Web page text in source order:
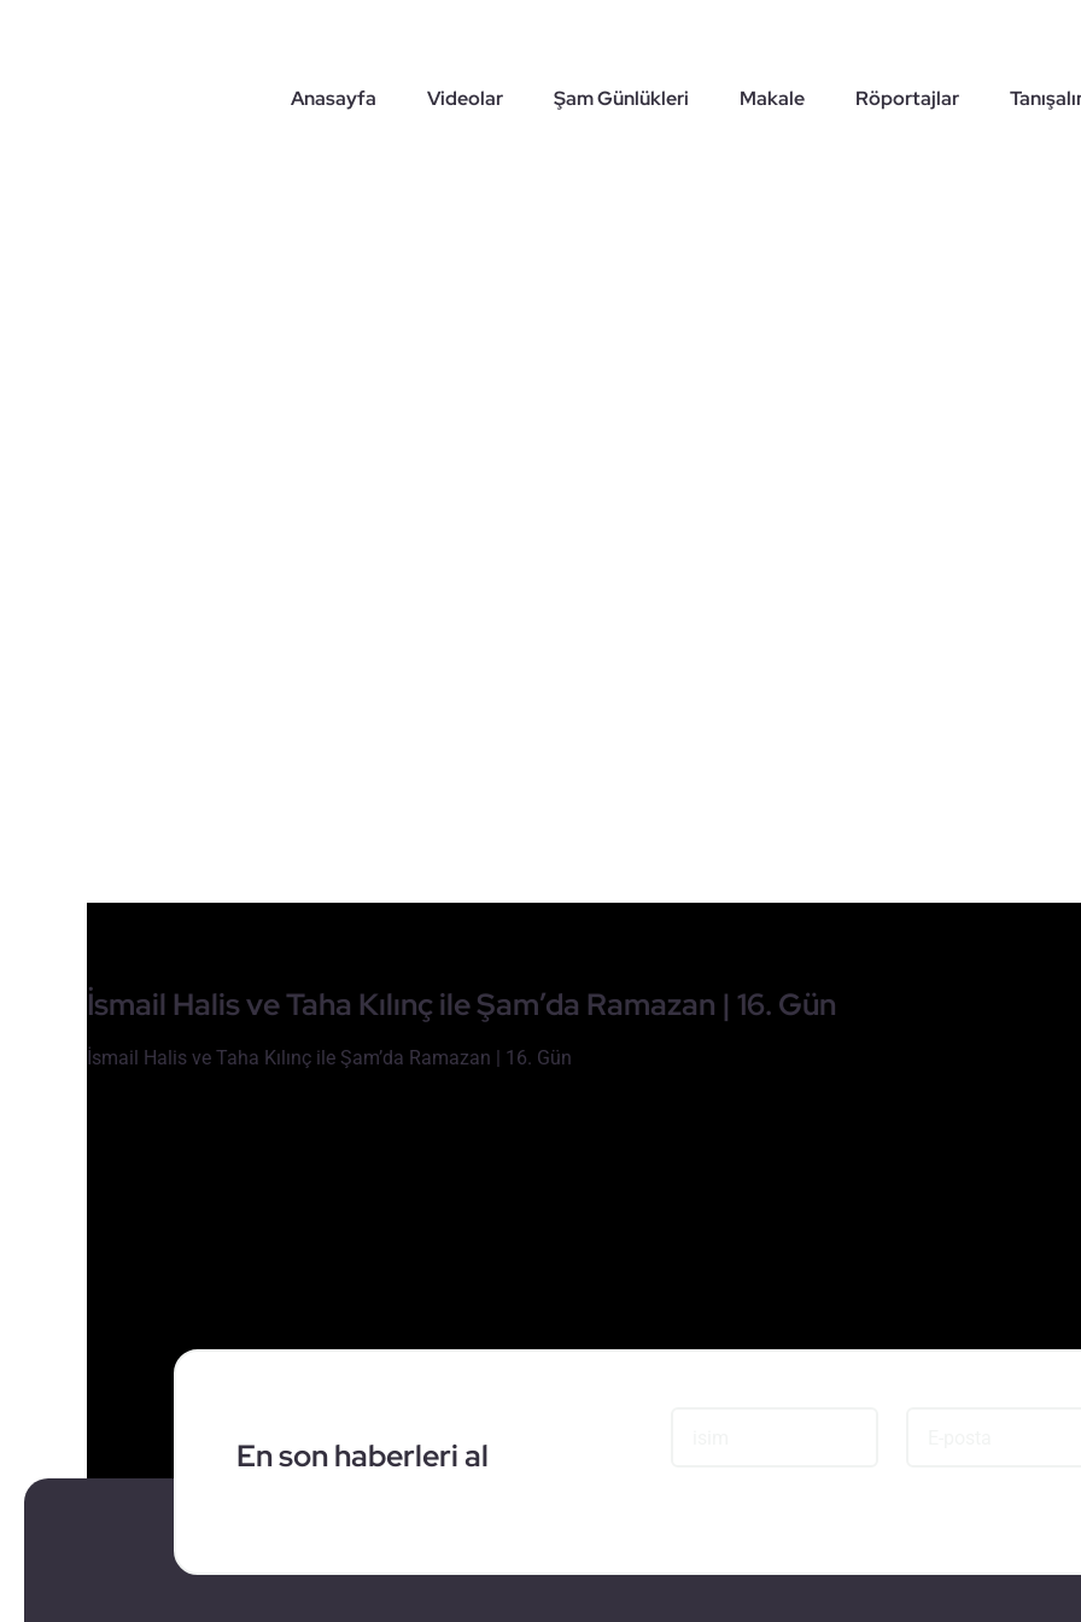
Anasayfa Videolar Şam Günlükleri Makale Röportajlar
İsmail Halis ve Taha Kılınç ile Şam’da Ramazan | 16. Gün
İsmail Halis ve Taha Kılınç ile Şam’da Ramazan | 16. Gün
En son haberleri al